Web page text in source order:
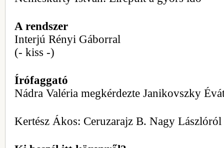
A rendszer
Interjú Rényi Gáborral
(- kiss -)
Írófaggató
Nádra Valéria megkérdezte Janikovszky
Kertész Ákos: Ceruzarajz B. Nagy